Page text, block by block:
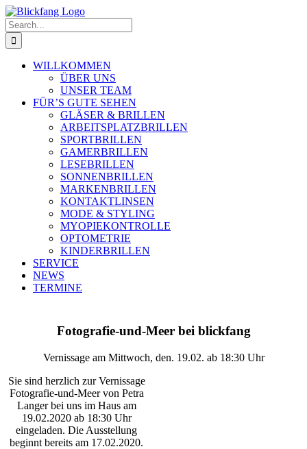
Skip
to
content
Search
for:
WILLKOMMEN
ÜBER UNS
UNSER TEAM
FÜR’S GUTE SEHEN
GLÄSER & BRILLEN
ARBEITSPLATZBRILLEN
SPORTBRILLEN
GAMERBRILLEN
LESEBRILLEN
SONNENBRILLEN
MARKENBRILLEN
KONTAKTLINSEN
MODE & STYLING
MYOPIEKONTROLLE
OPTOMETRIE
KINDERBRILLEN
SERVICE
NEWS
TERMINE
Fotografie-und-Meer bei blickfang
Vernissage am Mittwoch, den. 19.02. ab 18:30 Uhr
Sie sind herzlich zur Vernissage
Fotografie-und-Meer von Petra
Langer bei uns im Haus am
19.02.2020 ab 18:30 Uhr
eingeladen. Die Ausstellung
beginnt bereits am 17.02.2020.